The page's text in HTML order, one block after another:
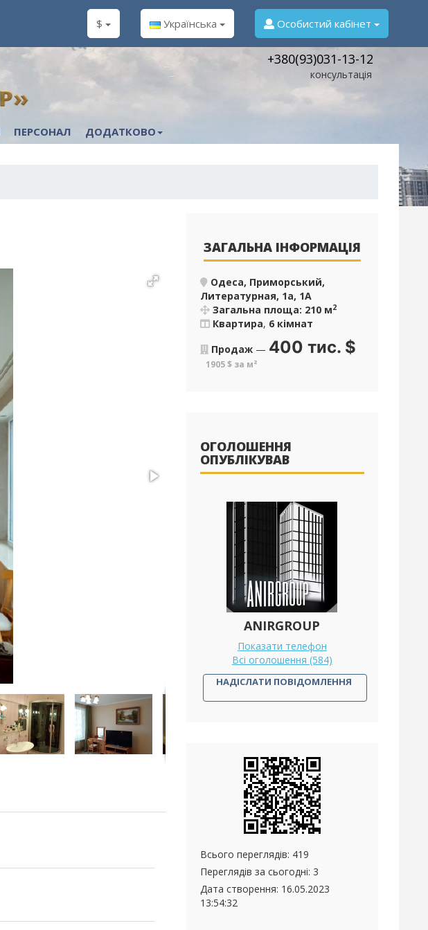
$ Українська Особистий кабінет
+380(93)031-13-12
консультація
ПЕРСОНАЛ ДОДАТКОВО
ЗАГАЛЬНА ІНФОРМАЦІЯ
Одеса, Приморський,
Литературная, 1а, 1А
Загальна площа: 210 м2
Квартира, 6 кімнат
Продаж— 400 тис. $
1905 $ за м²
ОГОЛОШЕННЯ
ОПУБЛІКУВАВ
ANIRGROUP
Показати телефон
Всі оголошення (584)
НАДІСЛАТИ ПОВІДОМЛЕННЯ
Всього переглядів: 419
Переглядів за сьогодні: 3
Дата створення: 16.05.2023
13:54:32